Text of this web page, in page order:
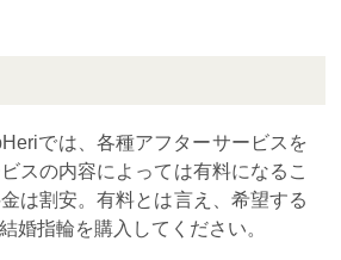
では、各種アフターサービスを
スの内容によっては有料になるこ
は割安。有料とは言え、希望する
婚指輪を購入してください。